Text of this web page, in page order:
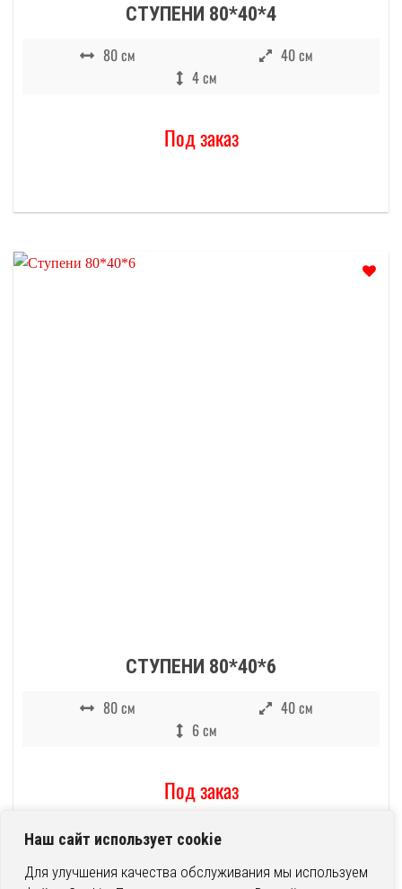
Наш сайт использует cookie
Для улучшения качества обслуживания мы используем
СТУПЕНИ 80*40*4
80 см
40 см
4 см
Под заказ
СТУПЕНИ 80*40*6
80 см
40 см
6 см
Под заказ